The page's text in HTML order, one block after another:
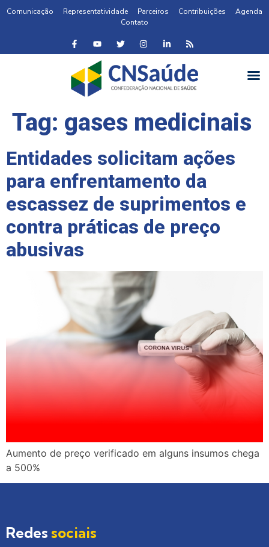
Comunicação Representatividade Parceiros Contribuições
Agenda
Contato
Tag: gases medicinais
Entidades solicitam ações
para enfrentamento da
escassez de suprimentos e
contra práticas de preço
abusivas
Aumento de preço verificado em alguns insumos chega
a 500%
Redes sociais